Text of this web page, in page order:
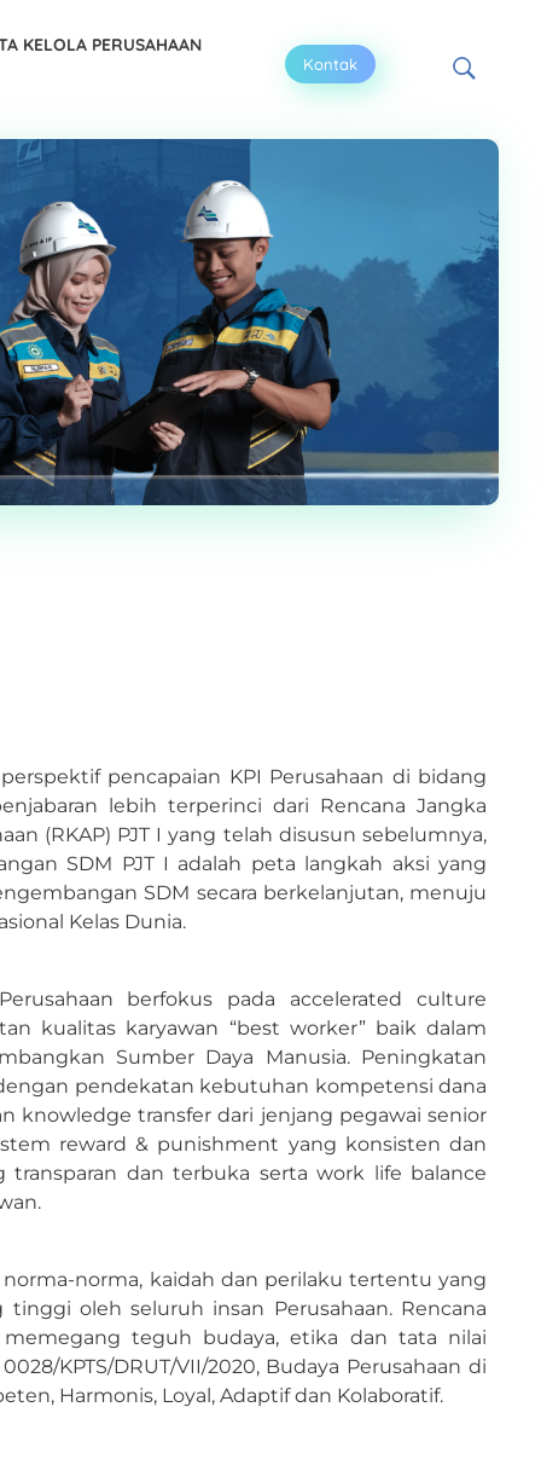
KELOLA PERUSAHAAN
Kontak
pencapaian KPI Perusahaan di bidang
lebih terperinci dari Rencana Jangka
(RKAP) PJT I yang telah disusun sebelumnya,
SDM PJT I adalah peta langkah aksi yang
SDM secara berkelanjutan, menuju
Kelas Dunia.
berfokus pada accelerated culture
kualitas karyawan “best worker” baik dalam
Sumber Daya Manusia. Peningkatan
pendekatan kebutuhan kompetensi dana
knowledge transfer dari jenjang pegawai senior
reward & punishment yang konsisten dan
transparan dan terbuka serta work life balance
norma, kaidah dan perilaku tertentu yang
oleh seluruh insan Perusahaan. Rencana
teguh budaya, etika dan tata nilai
KPTS/DRUT/VII/2020, Budaya Perusahaan di
Harmonis, Loyal, Adaptif dan Kolaboratif.